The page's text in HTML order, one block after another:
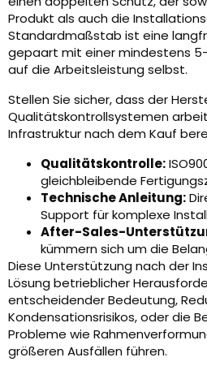
Produkt als auch die
Standardmaßstab ist eine
gepaart mit einer mindestens
auf die Arbeitsleistung selbst.
Stellen Sie sicher, dass der
Qualitätskontrollsystemen
Infrastruktur nach dem Kauf
Qualitätskontrolle:
gleichbleibende
Technische Anleitung:
Support für komplexe
After-Sales-
kümmern sich um die
Diese Unterstützung nach der
Lösung betrieblicher
entscheidender Bedeutung,
Kondensationsrisikos, oder die
Probleme wie
größeren Ausfällen führen.